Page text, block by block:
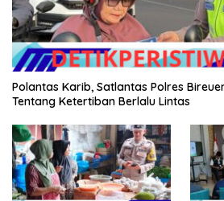
Polantas Karib, Satlantas Polres
Tentang Ketertiban Berlalu Lintas